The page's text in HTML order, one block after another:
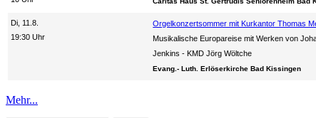
Di, 11.8.
19:30 Uhr
Orgelkonzertsommer mit Kurkantor Thomas
Musikalische Europareise mit Werken von
Jenkins
KMD Jörg Wöltche
Evang.- Luth. Erlöserkirche Bad Kissingen
Mehr...